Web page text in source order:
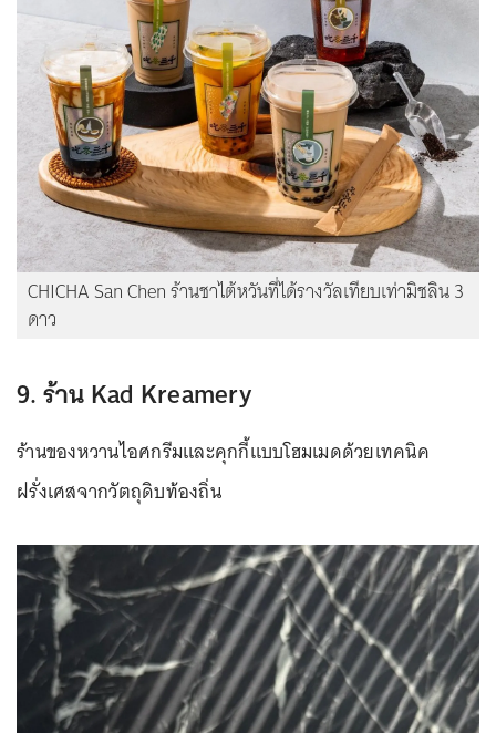
CHICHA San Chen ร้านชาไต้หวันที่ได้รางวัลเทียบเท่ามิชลิน 3
ดาว
9. ร้าน Kad Kreamery
ร้านของหวานไอศกรีมและคุกกี้แบบโฮมเมดด้วยเทคนิค
ฝรั่งเศสจากวัตถุดิบท้องถิ่น